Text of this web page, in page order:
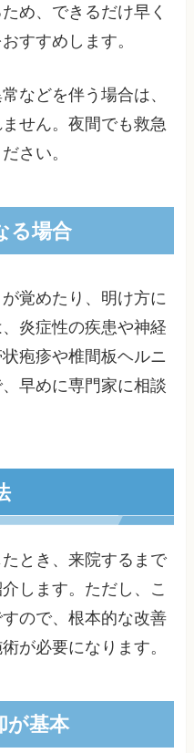
め、できるだけ早く
すすめします。
などを伴う場合は、
せん。夜間でも救急
さい。
る場合
覚めたり、明け方に
炎症性の疾患や神経
疱疹や椎間板ヘルニ
早めに専門家に相談
とき、来院するまで
します。ただし、こ
ので、根本的な改善
が必要になります。
が基本